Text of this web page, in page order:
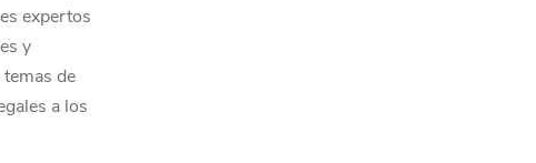
expertos
y
de
a los